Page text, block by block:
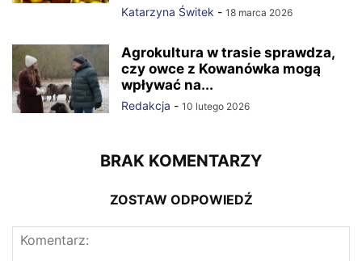
Katarzyna Świtek - 18 marca 2026
Agrokultura w trasie sprawdza,
czy owce z Kowanówka mogą
wpływać na...
Redakcja - 10 lutego 2026
BRAK KOMENTARZY
ZOSTAW ODPOWIEDŹ